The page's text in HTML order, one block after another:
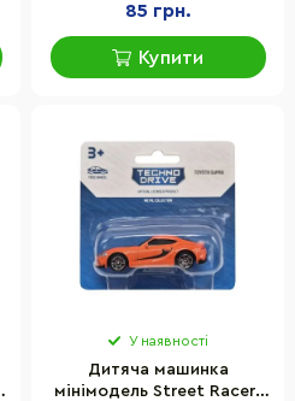
85 грн.
Купити
У наявності
Дитяча машинка
мінімодель Street Racers